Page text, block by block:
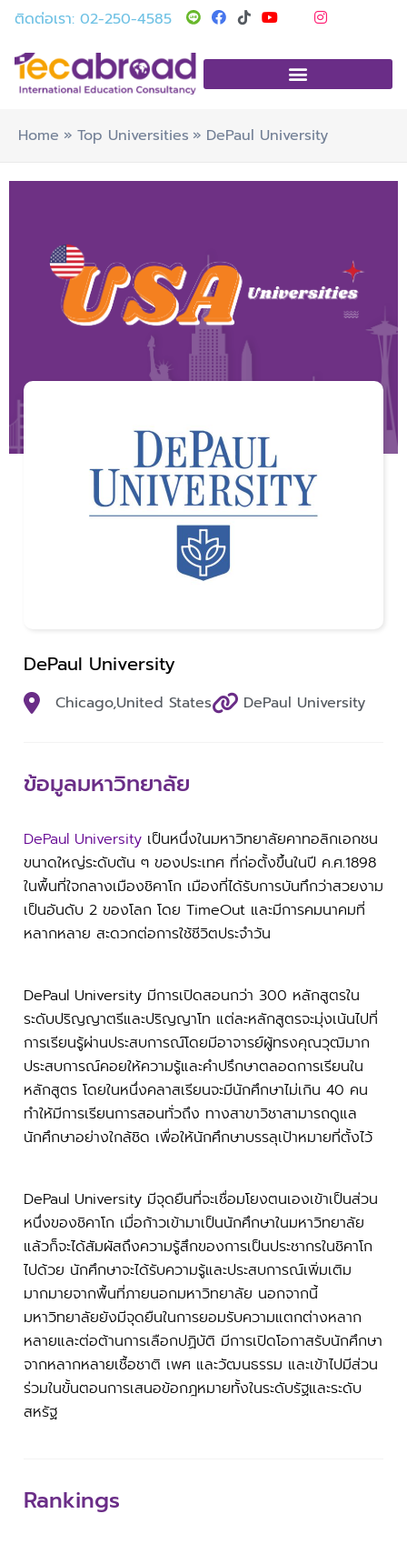
Skip
content
ติดต่อเรา: 02-250-4585 T
i
t
k
Y
o
t
b
I
n
t
g
m
Home Top Universities DePaul University
DePaul University
Chicago,United States DePaul University
ข้อมูลมหาวิทยาลัย
DePaul University เป็นหนึ่งในมหาวิทยาลัยคาทอลิกเอกชน
ขนาดใหญ่ระดับต้น ๆ ของประเทศ ที่ก่อตั้งขึ้นในปี ค.ศ.1898
ในพื้นที่ใจกลางเมืองชิคาโก เมืองที่ได้รับการบันทึกว่าสวยงาม
เป็นอันดับ 2 ของโลก โดย TimeOut และมีการคมนาคมที่
หลากหลาย สะดวกต่อการใช้ชีวิตประจำวัน
DePaul University มีการเปิดสอนกว่า 300 หลักสูตรใน
ระดับปริญญาตรีและปริญญาโท แต่ละหลักสูตรจะมุ่งเน้นไปที่
การเรียนรู้ผ่านประสบการณ์โดยมีอาจารย์ผู้ทรงคุณวุฒิมาก
ประสบการณ์คอยให้ความรู้และคำปรึกษาตลอดการเรียนใน
หลักสูตร โดยในหนึ่งคลาสเรียนจะมีนักศึกษาไม่เกิน 40 คน
ทำให้มีการเรียนการสอนทั่วถึง ทางสาขาวิชาสามารถดูแล
นักศึกษาอย่างใกล้ชิด เพื่อให้นักศึกษาบรรลุเป้าหมายที่ตั้งไว้
DePaul University มีจุดยืนที่จะเชื่อมโยงตนเองเข้าเป็นส่วน
หนึ่งของชิคาโก เมื่อก้าวเข้ามาเป็นนักศึกษาในมหาวิทยาลัย
แล้วก็จะได้สัมผัสถึงความรู้สึกของการเป็นประชากรในชิคาโก
ไปด้วย นักศึกษาจะได้รับความรู้และประสบการณ์เพิ่มเติม
มากมายจากพื้นที่ภายนอกมหาวิทยาลัย นอกจากนี้
มหาวิทยาลัยยังมีจุดยืนในการยอมรับความแตกต่างหลาก
หลายและต่อต้านการเลือกปฏิบัติ มีการเปิดโอกาสรับนักศึกษา
จากหลากหลายเชื้อชาติ เพศ และวัฒนธรรม และเข้าไปมีส่วน
ร่วมในขั้นตอนการเสนอข้อกฎหมายทั้งในระดับรัฐและระดับ
สหรัฐ
Rankings